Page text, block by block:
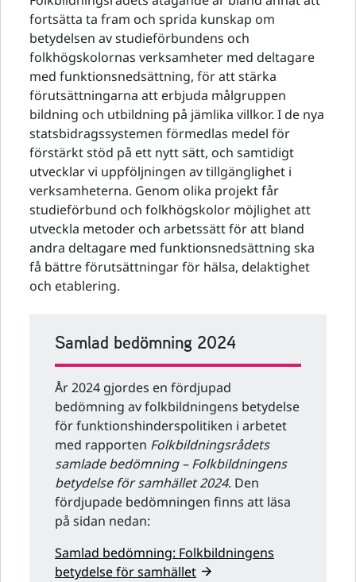
fortsätta ta fram och sprida kunskap om
betydelsen av studieförbundens och
folkhögskolornas verksamheter med deltagare
med funktionsnedsättning, för att stärka
förutsättningarna att erbjuda målgruppen
bildning och utbildning på jämlika villkor. I de nya
statsbidragssystemen förmedlas medel för
förstärkt stöd på ett nytt sätt, och samtidigt
utvecklar vi uppföljningen av tillgänglighet i
verksamheterna. Genom olika projekt får
studieförbund och folkhögskolor möjlighet att
utveckla metoder och arbetssätt för att bland
andra deltagare med funktionsnedsättning ska
få bättre förutsättningar för hälsa, delaktighet
och etablering.
Samlad bedömning 2024
År 2024 gjordes en fördjupad
bedömning av folkbildningens betydelse
för funktionshinderspolitiken i arbetet
med rapporten Folkbildningsrådets
samlade bedömning – Folkbildningens
betydelse för samhället 2024. Den
fördjupade bedömningen finns att läsa
på sidan nedan:
Samlad bedömning: Folkbildningens
betydelse för samhället